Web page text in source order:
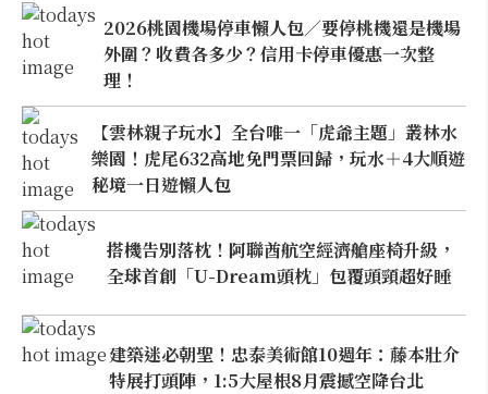
2026桃園機場停車懶人包／要停桃機還是機場
外圍？收費各多少？信用卡停車優惠一次整
理！
【雲林親子玩水】全台唯一「虎爺主題」叢林水
樂園！虎尾632高地免門票回歸，玩水＋4大順遊
秘境一日遊懶人包
搭機告別落枕！阿聯酋航空經濟艙座椅升級，
全球首創「U-Dream頭枕」包覆頭頸超好睡
建築迷必朝聖！忠泰美術館10週年：藤本壯介
特展打頭陣，1:5大屋根8月震撼空降台北